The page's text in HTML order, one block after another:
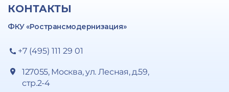
КОНТАКТЫ
ФКУ «Ространсмодернизация»
+7 (495) 111 29 01
127055, Москва, ул. Лесная, д.59,
стр.2-4